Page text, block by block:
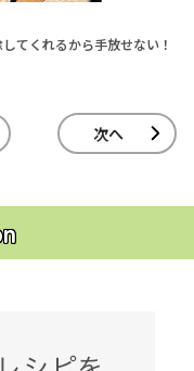
てくれるから手放せない！
次へ